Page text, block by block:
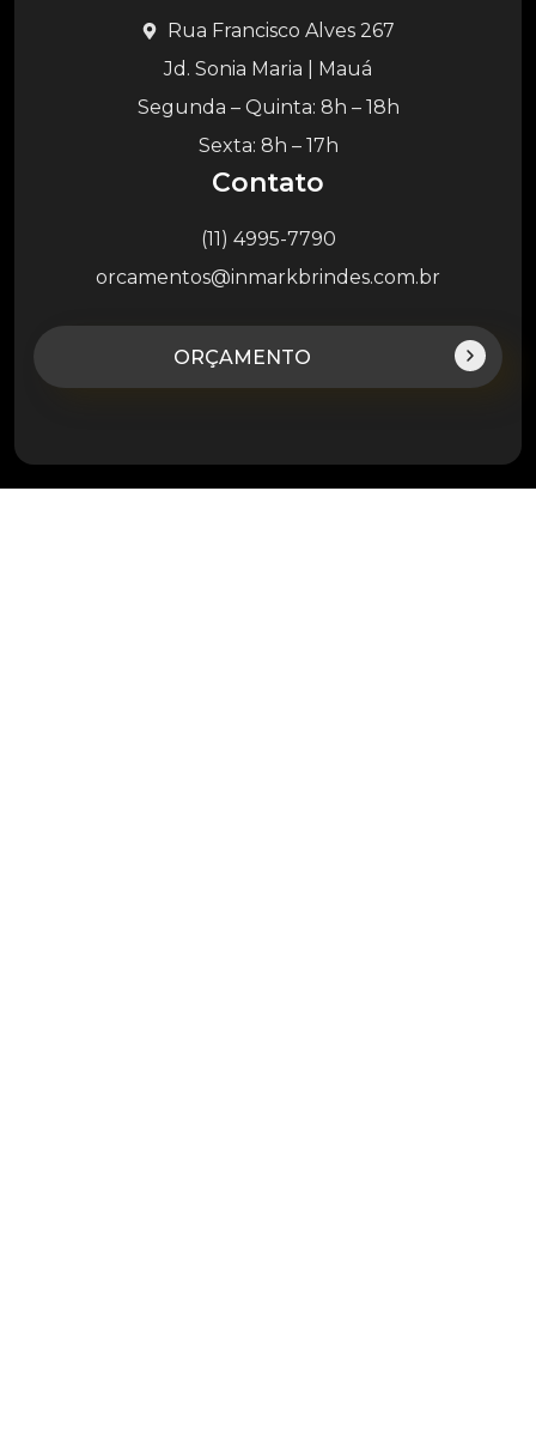
Rua Francisco Alves 267
Jd. Sonia Maria | Mauá
Segunda – Quinta: 8h – 18h
Sexta: 8h – 17h
Contato
(11) 4995-7790
orcamentos@inmarkbrindes.com.br
ORÇAMENTO